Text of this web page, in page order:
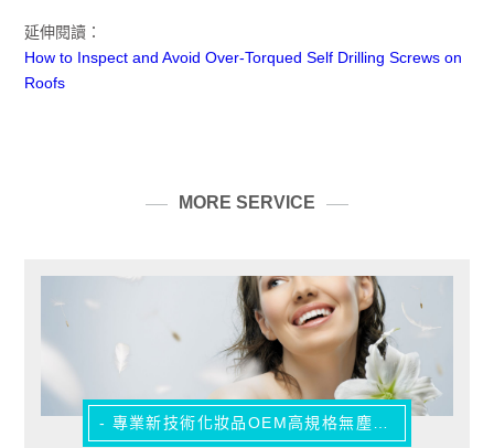
延伸閱讀：
How to Inspect and Avoid Over-Torqued Self Drilling Screws on
Roofs
MORE SERVICE